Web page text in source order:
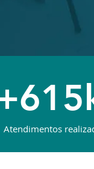
Atendimentos